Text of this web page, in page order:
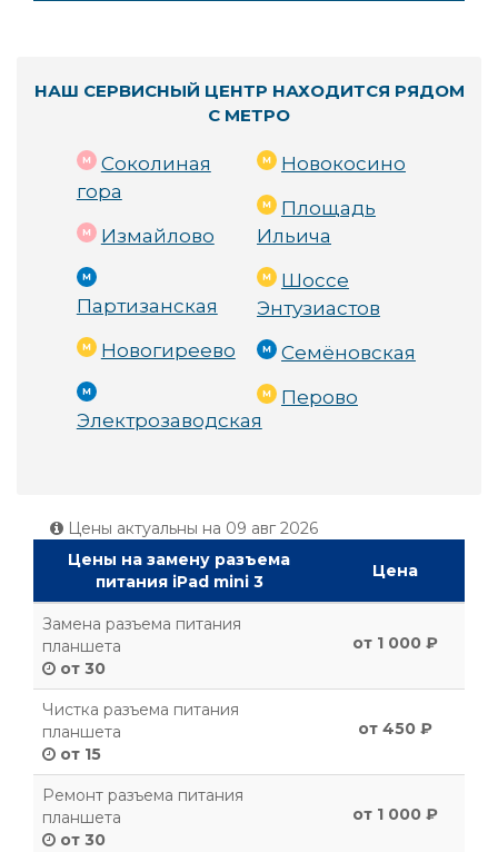
НАШ СЕРВИСНЫЙ ЦЕНТР НАХОДИТСЯ РЯДОМ
С МЕТРО
Соколиная
гора
Измайлово
Партизанская
Новогиреево
Электрозаводская
Новокосино
Площадь
Ильича
Шоссе
Энтузиастов
Семёновская
Перово
Цены актуальны на 09 авг 2026
Цены на замену разъема
питания iPad mini 3
Цена
Замена разъема питания
планшета
от 30
от 1 000 ₽
Чистка разъема питания
планшета
от 15
от 450 ₽
Ремонт разъема питания
планшета
от 30
от 1 000 ₽